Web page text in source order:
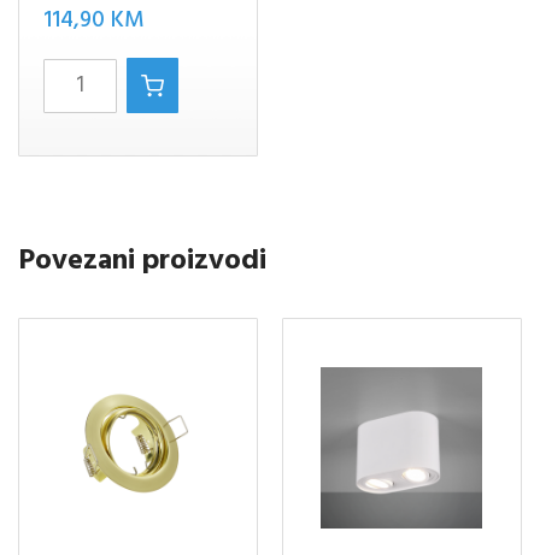
114,90 KM
Flower
visilica
količina
Povezani proizvodi